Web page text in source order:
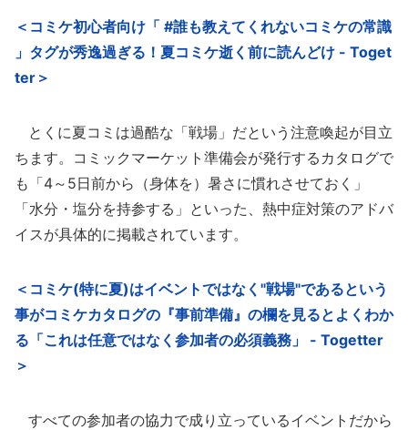
＜コミケ初心者向け「 #誰も教えてくれないコミケの常識
」タグが秀逸過ぎる！夏コミケ逝く前に読んどけ - Toget
ter＞
とくに夏コミは過酷な「戦場」だという注意喚起が目立
ちます。コミックマーケット準備会が発行するカタログで
も「4～5日前から（身体を）暑さに慣れさせておく」
「水分・塩分を持参する」といった、熱中症対策のアドバ
イスが具体的に掲載されています。
＜コミケ(特に夏)はイベントではなく"戦場"であるという
事がコミケカタログの『事前準備』の欄を見るとよくわか
る「これは任意ではなく参加者の必須義務」 - Togetter
＞
すべての参加者の協力で成り立っているイベントだから